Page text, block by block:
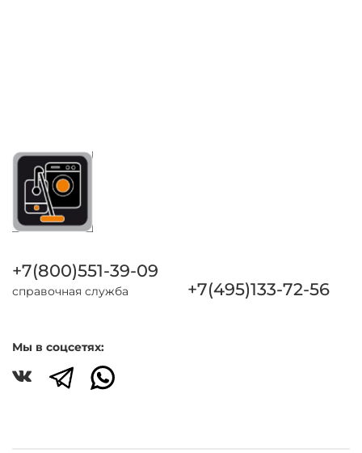
+7(800)551-39-09
справочная служба +7(495)133-72-56
Мы в соцсетях: